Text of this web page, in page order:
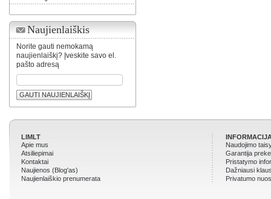
Naujienlaiškis
Norite gauti nemokamą
naujienlaiškį? Įveskite savo el.
pašto adresą
GAUTI NAUJIENLAIŠKĮ
LIMLT
Apie mus
Atsiliepimai
Kontaktai
Naujienos (Blog'as)
Naujienlaiškio prenumerata
Naudojimo
Garantija
Pristatymo
Dažniausi
Privatumo